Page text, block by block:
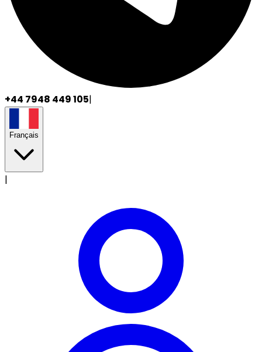
+44 7948 449 105|
Français
|